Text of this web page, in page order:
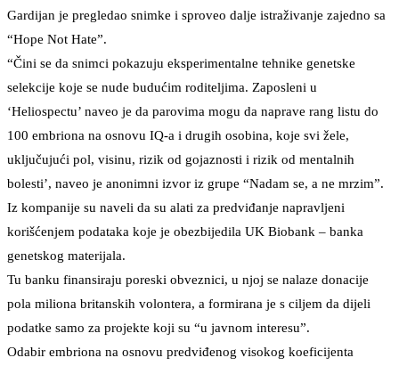
Gardijan je pregledao snimke i sproveo dalje istraživanje zajedno sa
“Hope Not Hate”.
“Čini se da snimci pokazuju eksperimentalne tehnike genetske
selekcije koje se nude budućim roditeljima. Zaposleni u
‘Heliospectu’ naveo je da parovima mogu da naprave rang listu do
100 embriona na osnovu IQ-a i drugih osobina, koje svi žele,
uključujući pol, visinu, rizik od gojaznosti i rizik od mentalnih
bolesti’, naveo je anonimni izvor iz grupe “Nadam se, a ne mrzim”.
Iz kompanije su naveli da su alati za predviđanje napravljeni
korišćenjem podataka koje je obezbijedila UK Biobank – banka
genetskog materijala.
Tu banku finansiraju poreski obveznici, u njoj se nalaze donacije
pola miliona britanskih volontera, a formirana je s ciljem da dijeli
podatke samo za projekte koji su “u javnom interesu”.
Odabir embriona na osnovu predviđenog visokog koeficijenta